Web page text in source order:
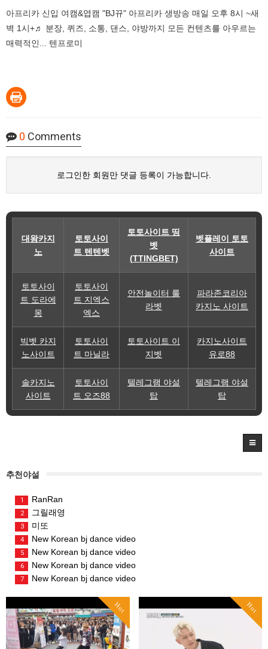
아프리카 신입 여캠&엽캠 "BJ뀨" 아프리카 생방송 매일 오후 8시 ~새
벽 1시+♬ 분장, 퀴즈, 소통, 댄스, 야방까지 모든 컨텐츠를 아우르는
매력적인... 텐프로미
0 Comments
로그인한 회원만 댓글 등록이 가능합니다.
대왕카지
노
토토사이
트 텐텐벳
토토사이트 띵
벳
(TTINGBET)
벳플레이 토토
사이트
토토사이
트 도라에
몽
토토사이
트 지엑스
엑스
안전놀이터 룰
라벳
파라존코리아
카지노 사이트
빅벳 카지
노사이트
토토사이
트 마닐라
토토사이트 이
지벳
카지노사이트
유로88
솔카지노
사이트
토토사이
트 오즈88
텔레그램 야설
탑
텔레그램 야설
탑
추천야설
1 RanRan
2 그릴래영
3 미또
4 New Korean bj dance video
5 New Korean bj dance video
6 New Korean bj dance video
7 New Korean bj dance video
Hot Hot